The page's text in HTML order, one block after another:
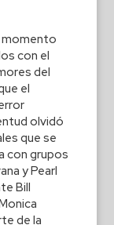
momento
con el
del
el
olvidó
que se
con grupos
y Pearl
Bill
de la